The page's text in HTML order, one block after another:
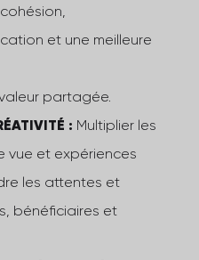
et une meilleure
partagée.
: Multiplier les
vue et expériences
les attentes et
bénéficiaires et